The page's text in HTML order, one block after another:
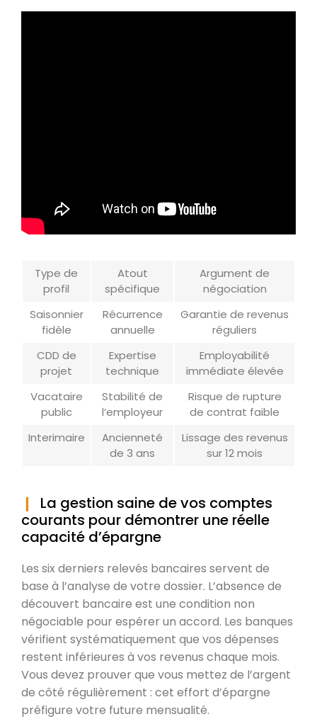
Type de
profil
Atout
spécifique
Argument de
négociation
Saisonnier
fidèle
Récurrence
annuelle
Garantie de revenus
réguliers
CDD de
projet
Expertise
technique
Employabilité
immédiate élevée
Vacataire
public
Stabilité de
l’employeur
Risque de rupture
de contrat faible
Interimaire
Ancienneté
de 3 ans
Lissage des revenus
sur 12 mois
La gestion saine de vos comptes
courants pour démontrer une réelle
capacité d’épargne
Les six derniers relevés bancaires servent de
base à l’analyse de votre dossier. L’absence de
découvert bancaire est une condition non
négociable pour espérer un accord. Les banques
vérifient systématiquement que vos dépenses
restent inférieures à vos revenus chaque mois.
Vous devez prouver que vous mettez de l’argent
de côté régulièrement : cet effort d’épargne
préfigure votre future mensualité.